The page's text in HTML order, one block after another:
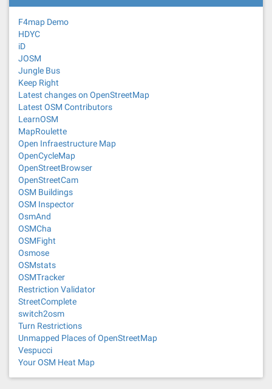
F4map Demo
HDYC
iD
JOSM
Jungle Bus
Keep Right
Latest changes on OpenStreetMap
Latest OSM Contributors
LearnOSM
MapRoulette
Open Infraestructure Map
OpenCycleMap
OpenStreetBrowser
OpenStreetCam
OSM Buildings
OSM Inspector
OsmAnd
OSMCha
OSMFight
Osmose
OSMstats
OSMTracker
Restriction Validator
StreetComplete
switch2osm
Turn Restrictions
Unmapped Places of OpenStreetMap
Vespucci
Your OSM Heat Map